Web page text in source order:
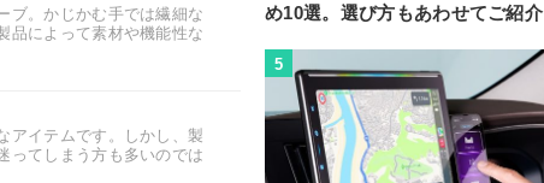
ブ。かじかむ手では繊細な
品によって素材や機能性な
アイテムです。しかし、製
ってしまう方も多いのでは
め10選。選び方もあわせてご紹介
5